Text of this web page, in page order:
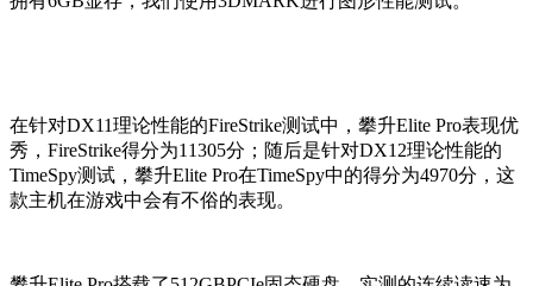
在针对DX11理论性能的FireStrike测试中，攀升Elite Pro表现优
秀，FireStrike得分为11305分；随后是针对DX12理论性能的
TimeSpy测试，攀升Elite Pro在TimeSpy中的得分为4970分，这
款主机在游戏中会有不俗的表现。